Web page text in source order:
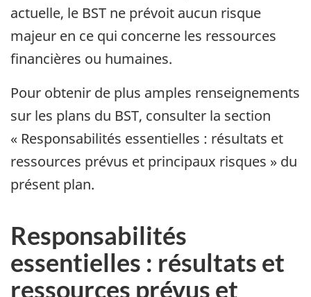
actuelle, le BST ne prévoit aucun risque
majeur en ce qui concerne les ressources
financières ou humaines.
Pour obtenir de plus amples renseignements
sur les plans du BST, consulter la section
« Responsabilités essentielles : résultats et
ressources prévus et principaux risques » du
présent plan.
Responsabilités
essentielles : résultats et
ressources prévus et